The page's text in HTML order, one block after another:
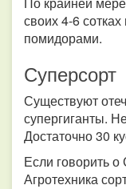
своих 4-6
помидорами.
Суперсорт
Существуют
супергиганты.
Достаточно 30
Если говорить
Агротехника